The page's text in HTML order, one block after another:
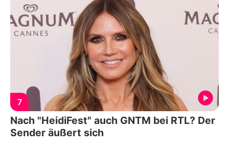
7
Nach "HeidiFest" auch GNTM bei RTL? Der
Sender äußert sich